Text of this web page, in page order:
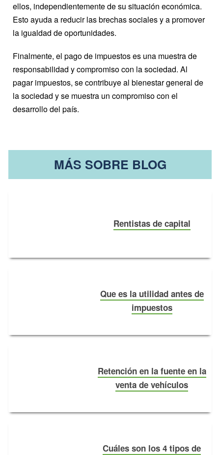
ellos, independientemente de su situación económica.
Esto ayuda a reducir las brechas sociales y a promover
la igualdad de oportunidades.
Finalmente, el pago de impuestos es una muestra de
responsabilidad y compromiso con la sociedad. Al
pagar impuestos, se contribuye al bienestar general de
la sociedad y se muestra un compromiso con el
desarrollo del país.
MÁS SOBRE BLOG
Rentistas de capital
Que es la utilidad antes de
impuestos
Retención en la fuente en la
venta de vehículos
Cuáles son los 4 tipos de